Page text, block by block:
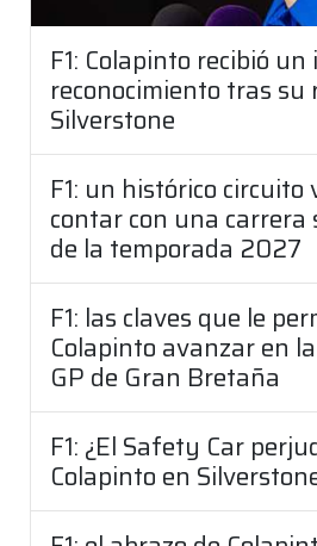
F1: Colapinto recibió
reconocimiento tras su
Silverstone
F1: un histórico circuito
contar con una
de la temporada 2027
F1: las claves que le
Colapinto avanzar en
GP de Gran Bretaña
F1: ¿El Safety Car
Colapinto en